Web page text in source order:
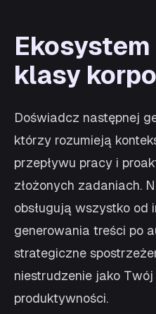
klasy
Doświadcz następnej
którzy rozumieją
przepływu pracy i
złożonych zadaniach.
obsługują wszystko od
generowania treści po
strategiczne
niestrudzenie jako
produktywności.